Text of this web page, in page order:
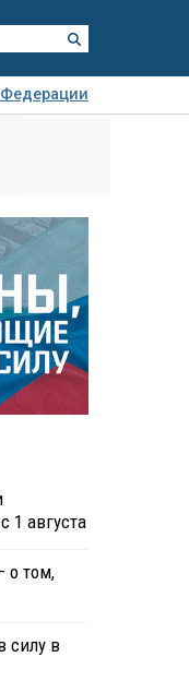
1 августа
о том,
силу в